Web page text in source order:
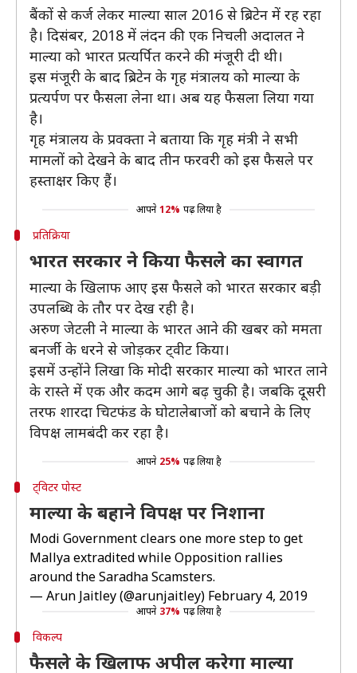
बैंकों से कर्ज लेकर माल्या साल 2016 से ब्रिटेन में रह रहा
है। दिसंबर, 2018 में लंदन की एक निचली अदालत ने
माल्या को भारत प्रत्यर्पित करने की मंजूरी दी थी।
इस मंजूरी के बाद ब्रिटेन के गृह मंत्रालय को माल्या के
प्रत्यर्पण पर फैसला लेना था। अब यह फैसला लिया गया
है।
गृह मंत्रालय के प्रवक्ता ने बताया कि गृह मंत्री ने सभी
मामलों को देखने के बाद तीन फरवरी को इस फैसले पर
हस्ताक्षर किए हैं।
आपने 12% पढ़ लिया है
प्रतिक्रिया
भारत सरकार ने किया फैसले का स्वागत
माल्या के खिलाफ आए इस फैसले को भारत सरकार बड़ी
उपलब्धि के तौर पर देख रही है।
अरुण जेटली ने माल्या के भारत आने की खबर को ममता
बनर्जी के धरने से जोड़कर ट्वीट किया।
इसमें उन्होंने लिखा कि मोदी सरकार माल्या को भारत लाने
के रास्ते में एक और कदम आगे बढ़ चुकी है। जबकि दूसरी
तरफ शारदा चिटफंड के घोटालेबाजों को बचाने के लिए
विपक्ष लामबंदी कर रहा है।
आपने 25% पढ़ लिया है
ट्विटर पोस्ट
माल्या के बहाने विपक्ष पर निशाना
Modi Government clears one more step to get
Mallya extradited while Opposition rallies
around the Saradha Scamsters.
— Arun Jaitley (@arunjaitley) February 4, 2019
आपने 37% पढ़ लिया है
विकल्प
फैसले के खिलाफ अपील करेगा माल्या